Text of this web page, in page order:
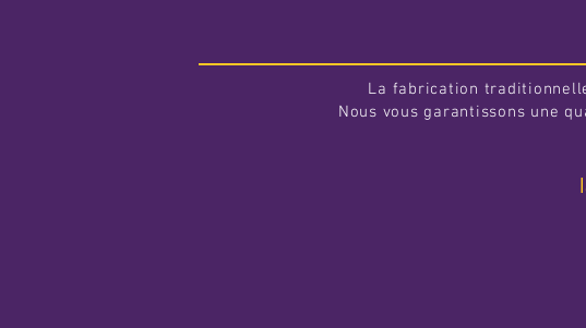
La fabrication
Nous vous garantissons une